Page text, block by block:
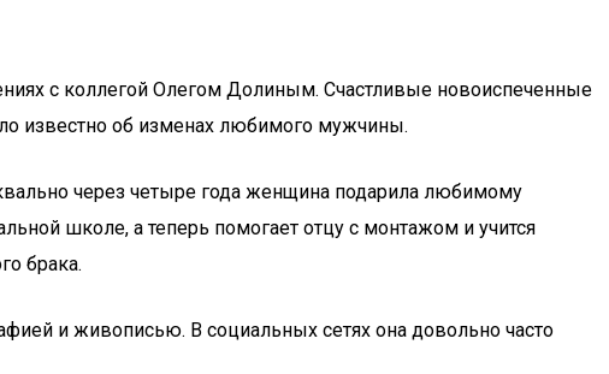
с коллегой Олегом Долиным. Счастливые новоиспеченные
известно об изменах любимого мужчины.
через четыре года женщина подарила любимому
школе, а теперь помогает отцу с монтажом и учится
брака.
и живописью. В социальных сетях она довольно часто